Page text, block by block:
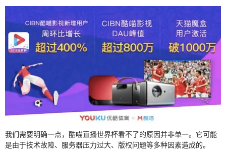
我们需要明确一点，酷喵直播世界杯看不了的原因并非单一。它可能
是由于技术故障、服务器压力过大、版权问题等多种因素造成的。